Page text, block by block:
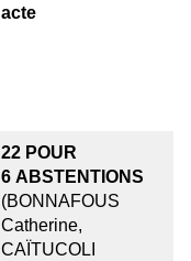
acte
22 POUR
6 ABSTENTIONS
(BONNAFOUS
Catherine,
CAÏTUCOLI